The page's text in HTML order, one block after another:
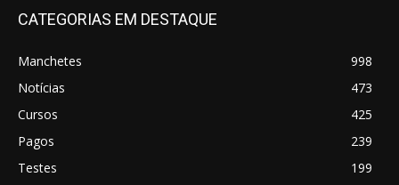
CATEGORIAS EM DESTAQUE
Manchetes
998
Notícias
473
Cursos
425
Pagos
239
Testes
199